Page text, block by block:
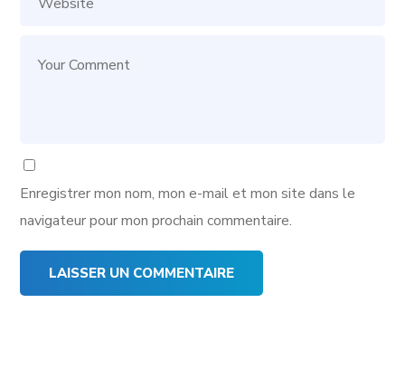
Enregistrer mon nom, mon e-mail et mon site dans le
navigateur pour mon prochain commentaire.